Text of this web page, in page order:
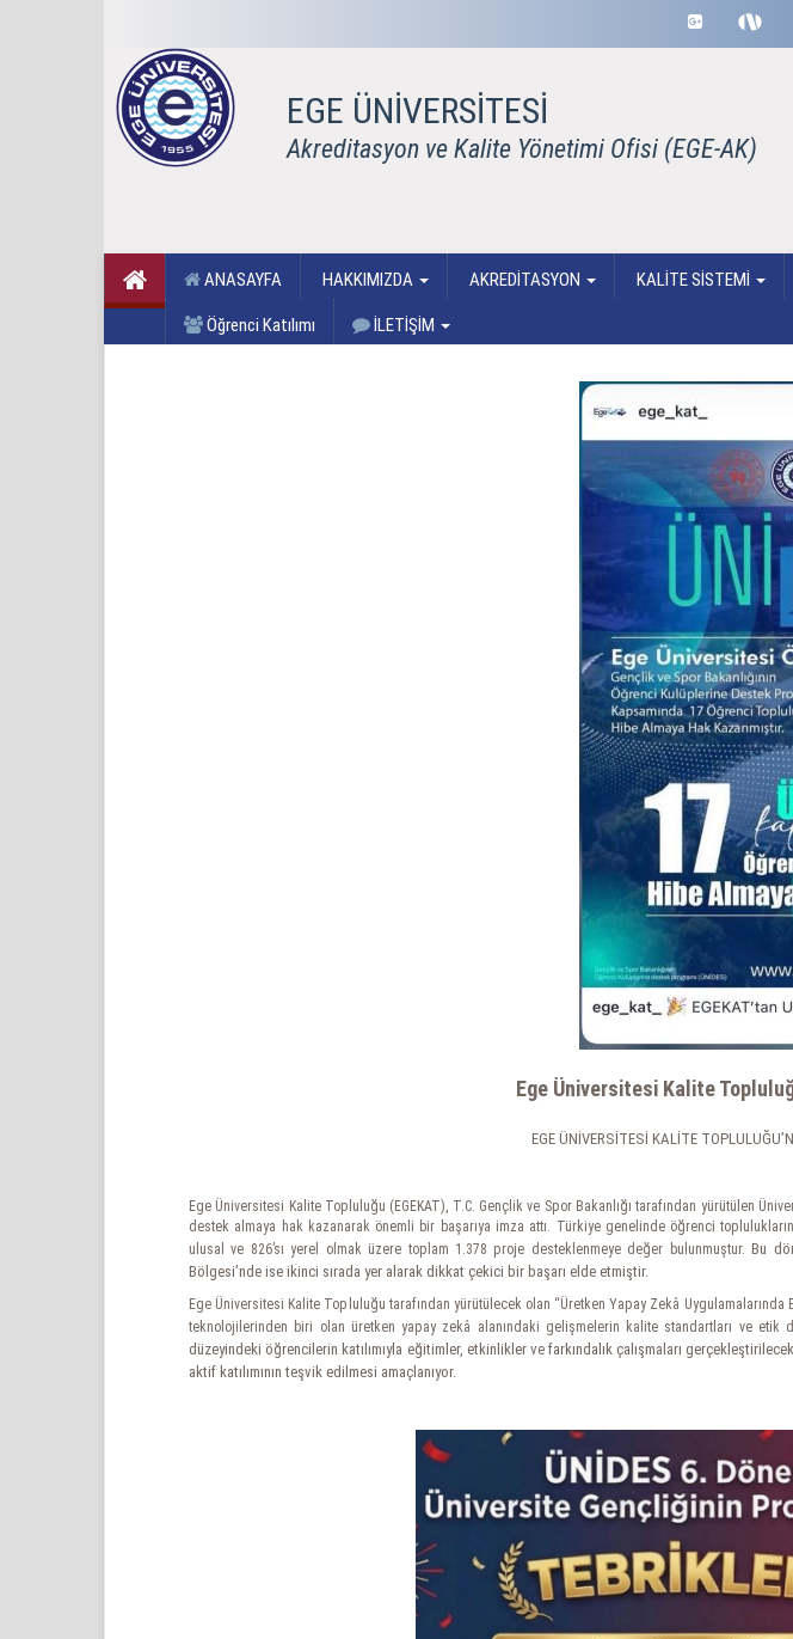
EGE ÜNİVERSİTESİ
Akreditasyon ve Kalite Yönetimi Ofisi (EGE-AK)
ANASAYFA HAKKIMIZDA AKREDİTASYON KALİTE SİSTEMİ
Öğrenci Katılımı İLETİŞİM
Ege Üniversitesi Kalite
EGE ÜNİVERSİTESİ KALİTE
Ege Üniversitesi Kalite Topluluğu (EGEKAT), T.C. Gençlik ve Spor Bakanlığı tarafından yürütülen
destek almaya hak kazanarak önemli bir başarıya imza attı. Türkiye genelinde öğrenci
ulusal ve 826’sı yerel olmak üzere toplam 1.378 proje desteklenmeye değer bulunmuştur. Bu
Bölgesi’nde ise ikinci sırada yer alarak dikkat çekici bir başarı elde etmiştir.
Ege Üniversitesi Kalite Topluluğu tarafından yürütülecek olan “Üretken Yapay Zekâ
teknolojilerinden biri olan üretken yapay zekâ alanındaki gelişmelerin kalite standartları ve etik
düzeyindeki öğrencilerin katılımıyla eğitimler, etkinlikler ve farkındalık çalışmaları
aktif katılımının teşvik edilmesi amaçlanıyor.